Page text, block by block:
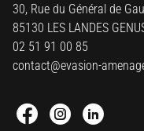
30, Rue du Général de
85130 LES LANDES
02 51 91 00 85
contact@evasion-